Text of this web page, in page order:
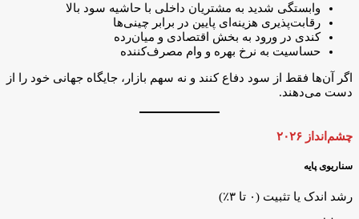
وابستگی شدید به مشتریان داخلی با حاشیه سود بالا
رقابت‌پذیری هزینه‌ای پایین در برابر چینی‌ها
کندی در ورود به بخش اقتصادی و میان‌رده
حساسیت به نرخ بهره و وام مصرف‌کننده
اگر آن‌ها فقط از سود دفاع کنند و نه سهم بازار، جایگاه جهانی خود را از
دست می‌دهند.
چشم‌انداز ۲۰۲۶
سناریوی پایه
رشد اندک یا تثبیت (۰ تا ۳٪)